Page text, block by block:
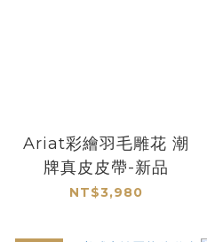
Ariat彩繪羽毛雕花 潮
牌真皮皮帶-新品
NT$3,980